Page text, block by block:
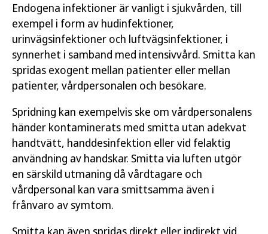
Endogena infektioner är vanligt i sjukvården, till
exempel i form av hudinfektioner,
urinvägsinfektioner och luftvägsinfektioner, i
synnerhet i samband med intensivvård. Smitta kan
spridas exogent mellan patienter eller mellan
patienter, vårdpersonalen och besökare.
Spridning kan exempelvis ske om vårdpersonalens
händer kontaminerats med smitta utan adekvat
handtvätt, handdesinfektion eller vid felaktig
användning av handskar. Smitta via luften utgör
en särskild utmaning då vårdtagare och
vårdpersonal kan vara smittsamma även i
frånvaro av symtom.